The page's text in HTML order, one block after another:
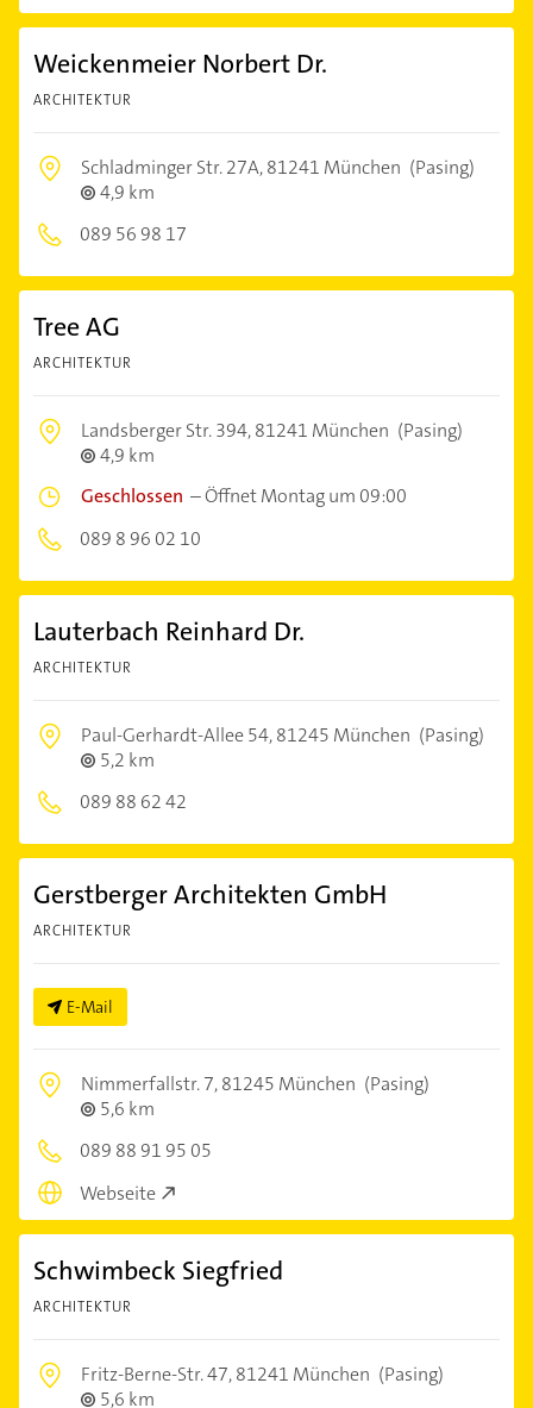
Weickenmeier Norbert Dr.
ARCHITEKTUR
Schladminger Str. 27A,81241 München (Pasing)
4,9 km
089 56 98 17
Tree AG
ARCHITEKTUR
Landsberger Str. 394,81241 München (Pasing)
4,9 km
Geschlossen –Öffnet Montag um 09:00
089 8 96 02 10
Lauterbach Reinhard Dr.
ARCHITEKTUR
Paul-Gerhardt-Allee 54,81245 München (Pasing)
5,2 km
089 88 62 42
Gerstberger Architekten GmbH
ARCHITEKTUR
E-Mail
Nimmerfallstr. 7,81245 München (Pasing)
5,6 km
089 88 91 95 05
Webseite
Schwimbeck Siegfried
ARCHITEKTUR
Fritz-Berne-Str. 47,81241 München (Pasing)
5,6 km